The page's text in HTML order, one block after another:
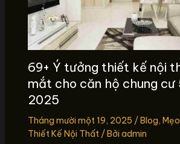
69+ Ý tưởng thiết kế nội
mắt cho căn hộ chung cư
2025
Tháng mười một 19, 2025 /Blog,
Thiết Kế Nội Thất / Bởi admin